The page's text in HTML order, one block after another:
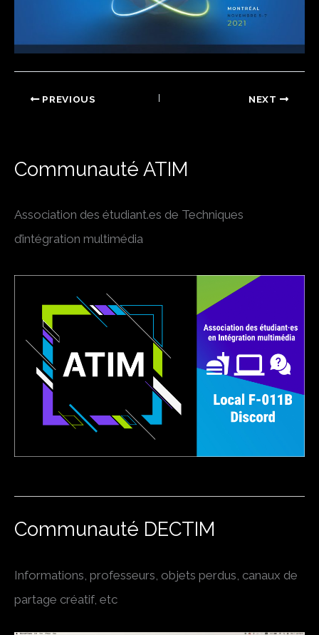
PREVIOUS NEXT
Communauté ATIM
Association des étudiant.es de Techniques
d’intégration multimédia
Communauté DECTIM
Informations, professeurs, objets perdus, canaux de
partage créatif, etc